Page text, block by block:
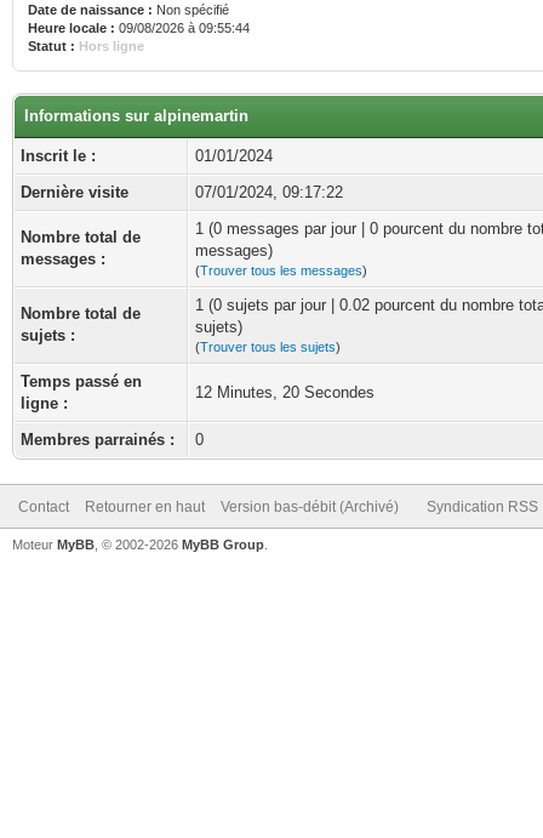
Date de naissance : Non spécifié
Heure locale : 09/08/2026 à 09:55:44
Statut : Hors ligne
Informations sur alpinemartin
Inscrit le :
01/01/2024
Dernière visite
07/01/2024, 09:17:22
Nombre total de
messages :
1 (0 messages par jour | 0 pourcent du nombre
messages)
(Trouver tous les messages)
Nombre total de
sujets :
1 (0 sujets par jour | 0.02 pourcent du nombre
sujets)
(Trouver tous les sujets)
Temps passé en
ligne :
12 Minutes, 20 Secondes
Membres parrainés : 0
Contact Retourner en haut Version bas-débit (Archivé) Syndication RSS
Moteur MyBB , © 2002-2026 MyBB Group